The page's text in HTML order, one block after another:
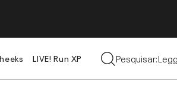
LIVE! Run XP
Pesquisar:
Tops